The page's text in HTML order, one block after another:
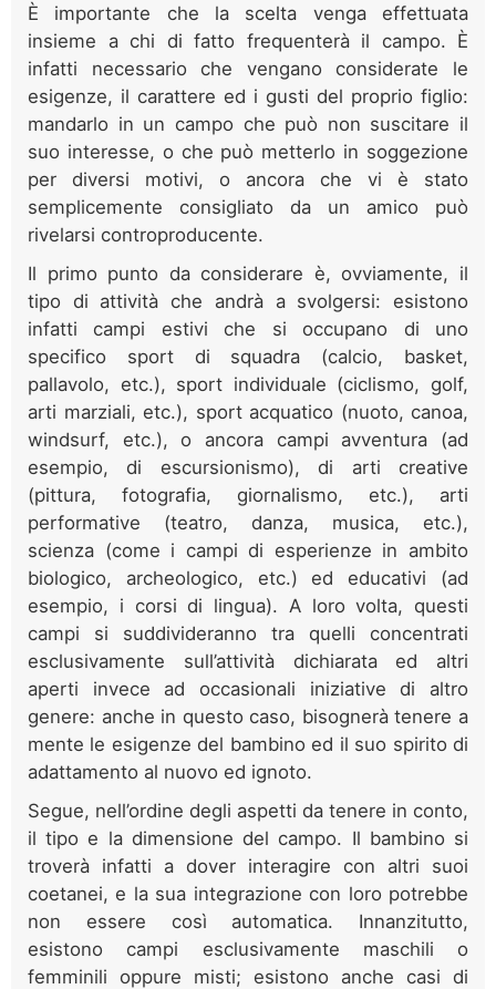
È importante che la scelta venga effettuata
insieme a chi di fatto frequenterà il campo. È
infatti necessario che vengano considerate le
esigenze, il carattere ed i gusti del proprio figlio:
mandarlo in un campo che può non suscitare il
suo interesse, o che può metterlo in soggezione
per diversi motivi, o ancora che vi è stato
semplicemente consigliato da un amico può
rivelarsi controproducente.
Il primo punto da considerare è, ovviamente, il
tipo di attività che andrà a svolgersi: esistono
infatti campi estivi che si occupano di uno
specifico sport di squadra (calcio, basket,
pallavolo, etc.), sport individuale (ciclismo, golf,
arti marziali, etc.), sport acquatico (nuoto, canoa,
windsurf, etc.), o ancora campi avventura (ad
esempio, di escursionismo), di arti creative
(pittura, fotografia, giornalismo, etc.), arti
performative (teatro, danza, musica, etc.),
scienza (come i campi di esperienze in ambito
biologico, archeologico, etc.) ed educativi (ad
esempio, i corsi di lingua). A loro volta, questi
campi si suddivideranno tra quelli concentrati
esclusivamente sull’attività dichiarata ed altri
aperti invece ad occasionali iniziative di altro
genere: anche in questo caso, bisognerà tenere a
mente le esigenze del bambino ed il suo spirito di
adattamento al nuovo ed ignoto.
Segue, nell’ordine degli aspetti da tenere in conto,
il tipo e la dimensione del campo. Il bambino si
troverà infatti a dover interagire con altri suoi
coetanei, e la sua integrazione con loro potrebbe
non essere così automatica. Innanzitutto,
esistono campi esclusivamente maschili o
femminili oppure misti; esistono anche casi di